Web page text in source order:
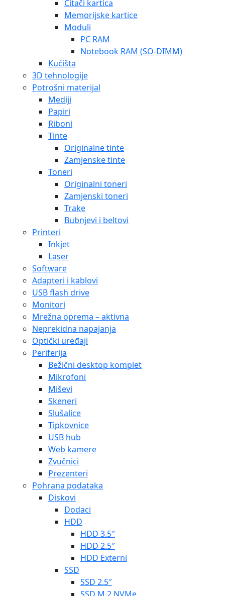
Čitači kartica
Memorijske kartice
Moduli
PC RAM
Notebook RAM (SO-DIMM)
Kućišta
3D tehnologije
Potrošni materijal
Mediji
Papiri
Riboni
Tinte
Originalne tinte
Zamjenske tinte
Toneri
Originalni toneri
Zamjenski toneri
Trake
Bubnjevi i beltovi
Printeri
Inkjet
Laser
Software
Adapteri i kablovi
USB flash drive
Monitori
Mrežna oprema – aktivna
Neprekidna napajanja
Optički uređaji
Periferija
Bežični desktop komplet
Mikrofoni
Miševi
Skeneri
Slušalice
Tipkovnice
USB hub
Web kamere
Zvučnici
Prezenteri
Pohrana podataka
Diskovi
Dodaci
HDD
HDD 3.5″
HDD 2.5″
HDD Externi
SSD
SSD 2.5″